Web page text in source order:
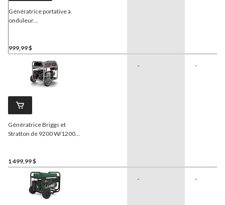
Génératrice portative à
onduleur
technologie silencieuse
999,99 $
Génératrice Briggs et
Stratton de 9200 W/12000
1 499,99 $
- -
- -